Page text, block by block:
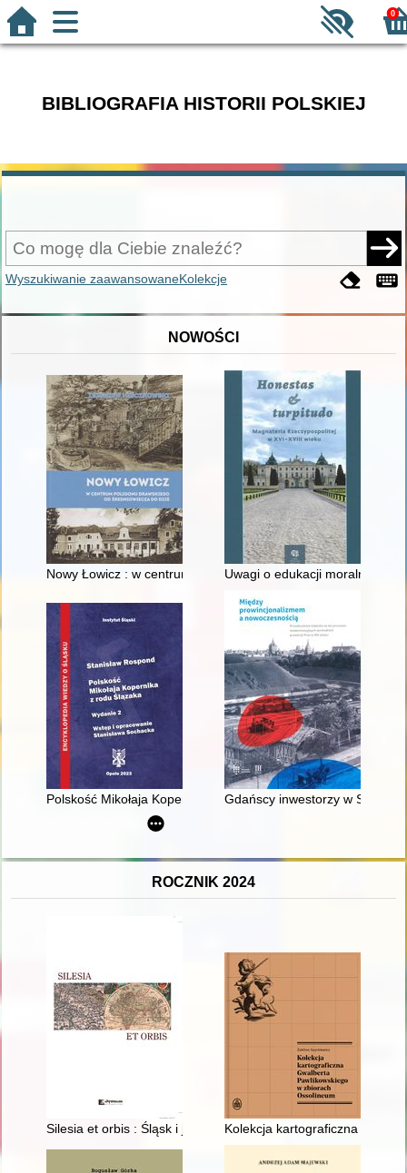
0
BIBLIOGRAFIA HISTORII POLSKIEJ
Wyszukiwanie zaawansowaneKolekcje
NOWOŚCI
Nowy Łowicz : w centrum poligonu drawskiego od
Uwagi o edukacji moralnej
Polskość Mikołaja Kopernika z rodu Ślązaka
Gdańscy inwestorzy w
ROCZNIK 2024
Silesia et orbis : Śląsk i jego społeczno-kulturowe oraz
Kolekcja kartograficzna